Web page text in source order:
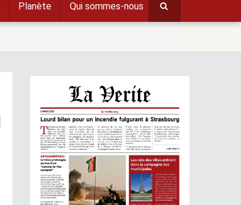
Planète Qui sommes-nous